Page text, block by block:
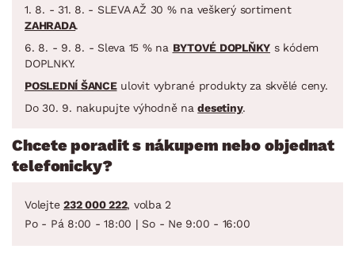
1. 8. - 31. 8. - SLEVA AŽ 30 % na veškerý sortiment
ZAHRADA.
6. 8. - 9. 8. - Sleva 15 % na BYTOVÉ DOPLŇKY s kódem
DOPLNKY.
POSLEDNÍ ŠANCEulovit vybrané produkty za skvělé ceny.
Do 30. 9. nakupujte výhodně nadesetiny.
Chcete poradit s nákupem nebo objednat
telefonicky?
Volejte 232 000 222, volba 2
Po - Pá 8:00 - 18:00 | So - Ne 9:00 - 16:00